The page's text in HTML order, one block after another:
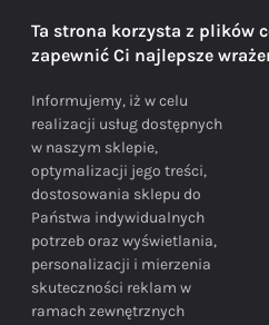
Doradzamy na
Ta strona korzysta z plików
zapewnić Ci najlepsze
Informujemy, iż w celu
realizacji usług dostępnych
w naszym sklepie,
optymalizacji jego treści,
dostosowania sklepu do
Państwa indywidualnych
potrzeb oraz wyświetlania,
personalizacji i mierzenia
skuteczności reklam w
ramach zewnętrznych